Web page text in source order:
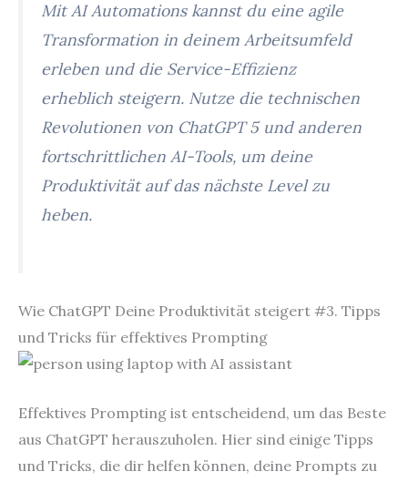
Mit AI Automations kannst du eine agile
Transformation in deinem Arbeitsumfeld
erleben und die Service-Effizienz
erheblich steigern. Nutze die technischen
Revolutionen von ChatGPT 5 und anderen
fortschrittlichen AI-Tools, um deine
Produktivität auf das nächste Level zu
heben.
Wie ChatGPT Deine Produktivität steigert #3. Tipps
und Tricks für effektives Prompting
Effektives Prompting ist entscheidend, um das Beste
aus ChatGPT herauszuholen. Hier sind einige Tipps
und Tricks, die dir helfen können, deine Prompts zu